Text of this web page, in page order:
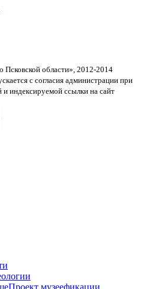
Псковской области», 2012-2014
с согласия администрации при
индексируемой ссылки на сайт
Проект музеефикации